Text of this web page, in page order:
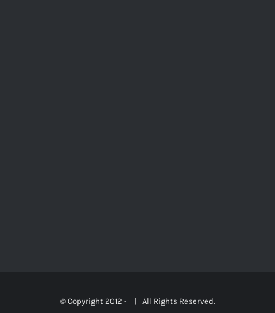
© Copyright 2012 - | All Rights Reserved.